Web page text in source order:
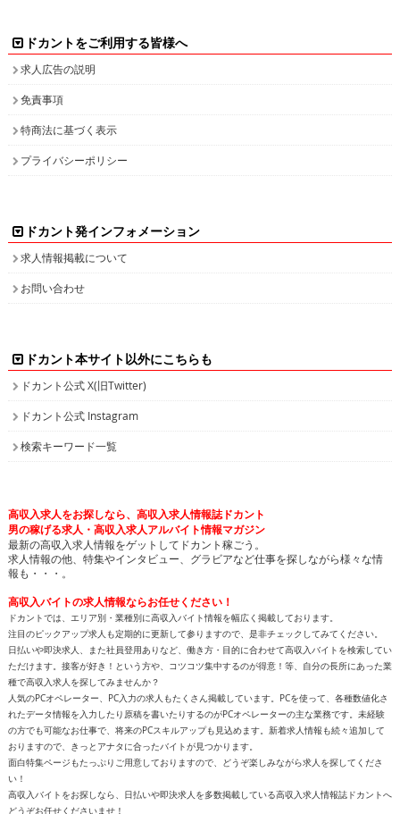
ドカントをご利用する皆様へ
求人広告の説明
免責事項
特商法に基づく表示
プライバシーポリシー
ドカント発インフォメーション
求人情報掲載について
お問い合わせ
ドカント本サイト以外にこちらも
ドカント公式 X(旧Twitter)
ドカント公式 Instagram
検索キーワード一覧
高収入求人をお探しなら、高収入求人情報誌ドカント
男の稼げる求人・高収入求人アルバイト情報マガジン
最新の高収入求人情報をゲットしてドカント稼ごう。
求人情報の他、特集やインタビュー、グラビアなど仕事を探しながら様々な情
報も・・・。
高収入バイトの求人情報ならお任せください！
ドカントでは、エリア別・業種別に高収入バイト情報を幅広く掲載しております。
注目のピックアップ求人も定期的に更新して参りますので、是非チェックしてみてください。
日払いや即決求人、また社員登用ありなど、働き方・目的に合わせて高収入バイトを検索してい
ただけます。接客が好き！という方や、コツコツ集中するのが得意！等、自分の長所にあった業
種で高収入求人を探してみませんか？
人気のPCオペレーター、PC入力の求人もたくさん掲載しています。PCを使って、各種数値化さ
れたデータ情報を入力したり原稿を書いたりするのがPCオペレーターの主な業務です。未経験
の方でも可能なお仕事で、将来のPCスキルアップも見込めます。新着求人情報も続々追加して
おりますので、きっとアナタに合ったバイトが見つかります。
面白特集ページもたっぷりご用意しておりますので、どうぞ楽しみながら求人を探してくださ
い！
高収入バイトをお探しなら、日払いや即決求人を多数掲載している高収入求人情報誌ドカントへ
どうぞお任せくださいませ！